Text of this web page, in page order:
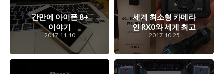
간만에 아이폰 8+
이야기
2017.11.10
세계 최소형 카메라
인 RX0와 세게 최고
속도의 초망원 카메
라 RX10 IV를 발표
한 소니 RX 신제품
런칭 행사 스케치
2017.10.25